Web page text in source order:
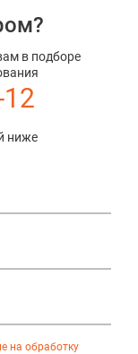
в подборе
ниже
на обработку